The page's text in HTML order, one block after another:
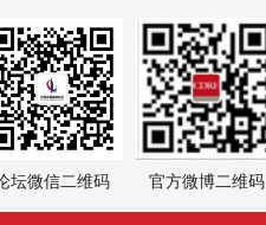
坛微信二维码 官方微博二维码